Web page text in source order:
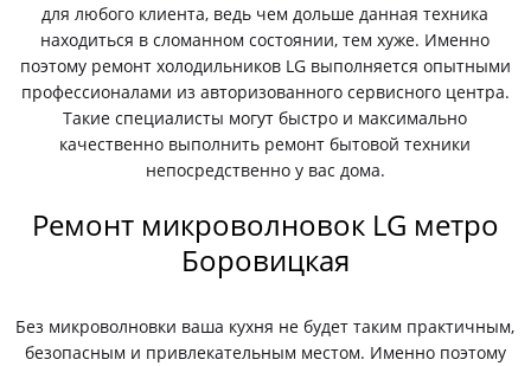
для любого клиента, ведь чем дольше данная техника
находиться в сломанном состоянии, тем хуже. Именно
поэтому ремонт холодильников LG выполняется опытными
профессионалами из авторизованного сервисного центра.
Такие специалисты могут быстро и максимально
качественно выполнить ремонт бытовой техники
непосредственно у вас дома.
Ремонт микроволновок LG метро
Боровицкая
Без микроволновки ваша кухня не будет таким практичным,
безопасным и привлекательным местом. Именно поэтому